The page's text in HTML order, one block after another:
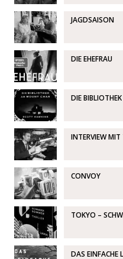
JAGDSAISON
DIE EHEFRAU
DIE
INTERVIEW MIT
CONVOY
TOKYO –
DAS EINFACHE